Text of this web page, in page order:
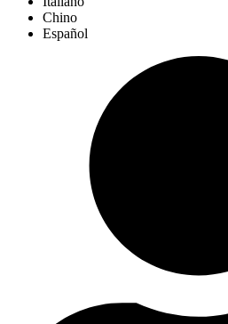
Chino
Español